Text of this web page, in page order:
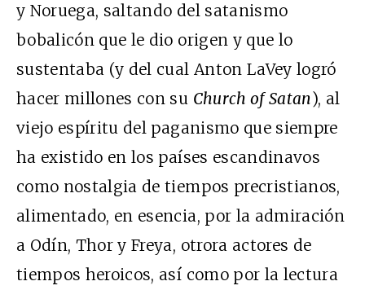
y Noruega, saltando del satanismo
bobalicón que le dio origen y que lo
sustentaba (y del cual Anton LaVey logró
hacer millones con su Church of Satan), al
viejo espíritu del paganismo que siempre
ha existido en los países escandinavos
como nostalgia de tiempos precristianos,
alimentado, en esencia, por la admiración
a Odín, Thor y Freya, otrora actores de
tiempos heroicos, así como por la lectura